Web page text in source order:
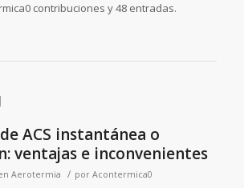
contribuciones y 48 entradas.
ACS instantánea o
ventajas e inconvenientes
Aerotermia / por Acontermica0